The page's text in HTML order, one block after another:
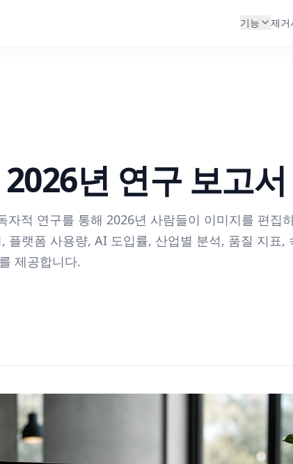
기능 제거
년 연구 보고서
자적 연구를 통해 2026년 사람들이 이미지를 편집
플랫폼 사용량, AI 도입률, 산업별 분석, 품질 지표,
제공합니다.